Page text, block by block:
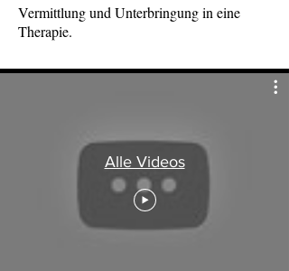
Vermittlung und Unterbringung in eine
Therapie.
Alle Videos